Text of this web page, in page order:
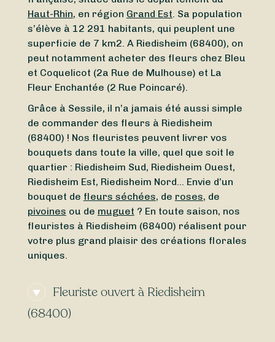
Haut-Rhin, en région Grand Est. Sa population
s’élève à 12 291 habitants, qui peuplent une
superficie de 7 km2. A Riedisheim (68400), on
peut notamment acheter des fleurs chez Bleu
et Coquelicot (2a Rue de Mulhouse) et La
Fleur Enchantée (2 Rue Poincaré).
Grâce à Sessile, il n’a jamais été aussi simple
de commander des fleurs à Riedisheim
(68400) ! Nos fleuristes peuvent livrer vos
bouquets dans toute la ville, quel que soit le
quartier : Riedisheim Sud, Riedisheim Ouest,
Riedisheim Est, Riedisheim Nord… Envie d’un
bouquet de fleurs séchées, de roses, de
pivoines ou de muguet ? En toute saison, nos
fleuristes à Riedisheim (68400) réalisent pour
votre plus grand plaisir des créations florales
uniques.
Fleuriste ouvert à Riedisheim
(68400)